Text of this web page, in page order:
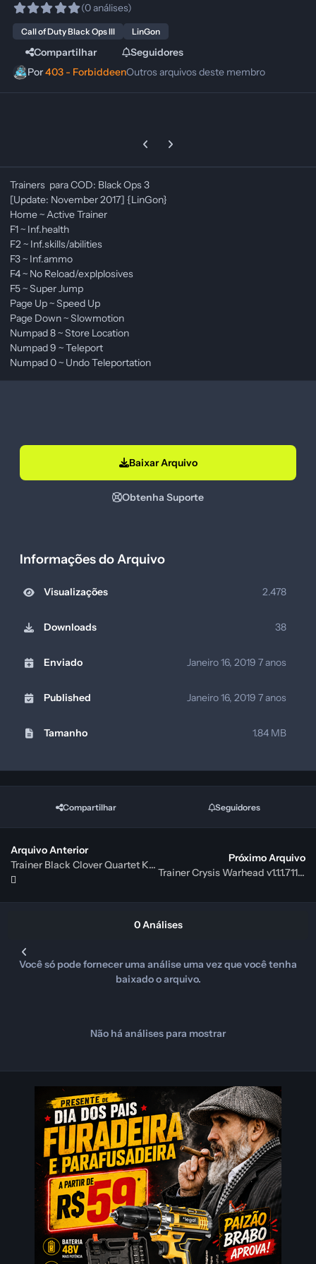
(0 análises)
Call of Duty Black Ops III LinGon
Compartilhar
Seguidores
Por403 - ForbiddeenOutros arquivos deste membro
Previous carousel slide
Next carousel slide
Trainers para COD: Black Ops 3
[Update: November 2017] {LinGon}
Home ~ Active Trainer
F1 ~ Inf.health
F2 ~ Inf.skills/abilities
F3 ~ Inf.ammo
F4 ~ No Reload/explplosives
F5 ~ Super Jump
Page Up ~ Speed Up
Page Down ~ Slowmotion
Numpad 8 ~ Store Location
Numpad 9 ~ Teleport
Numpad 0 ~ Undo Teleportation
Baixar Arquivo
Obtenha Suporte
Informações do Arquivo
Visualizações 2.478
Downloads 38
Enviado Janeiro 16, 2019 7 anos
Published Janeiro 16, 2019 7 anos
Tamanho 1.84 MB
Compartilhar Seguidores
Arquivo Anterior
Trainer Black Clover Quartet Knights v1.01 Plus +7 {FutureX}
Próximo Arquivo
Trainer Crysis Warhead v1.1.1.711: 32 & 64 Bit {iNvIcTUs oRCuS / HoG}
0 Análises
Você só pode fornecer uma análise uma vez que você tenha
baixado o arquivo.
Não há análises para mostrar